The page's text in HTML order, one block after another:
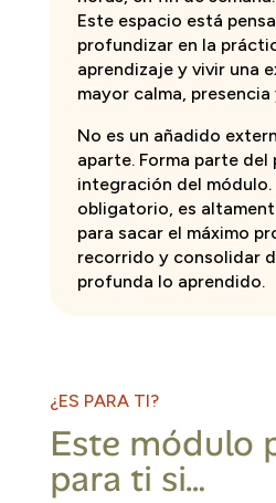
Este espacio está
profundizar en la
aprendizaje y vivir una
mayor calma,
No es un añadido
aparte. Forma parte del
integración del módulo.
obligatorio, es
para sacar el máximo
recorrido y consolidar
profunda lo aprendido.
¿ES PARA TI?
Este módulo
para ti si…